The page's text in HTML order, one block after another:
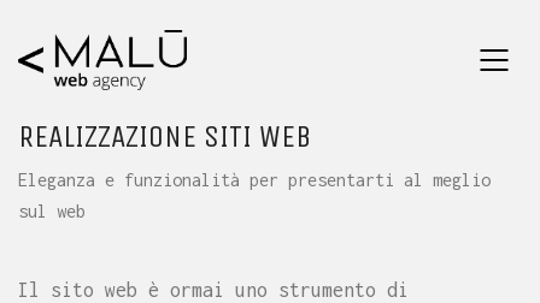
REALIZZAZIONE SITI WEB
Eleganza e funzionalità per presentarti al meglio
sul web
Il sito web è ormai uno strumento di